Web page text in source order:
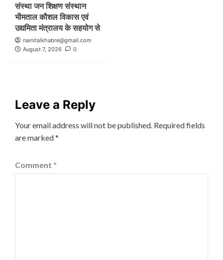
संस्था जन शिक्षण संस्थान
भीमताल कौशल विकास एवं
उद्यमिता मंत्रालय के सहयोग से
nainitalkhabre@gmail.com
August 7, 2026
0
Leave a Reply
Your email address will not be published. Required fields
are marked*
Comment *